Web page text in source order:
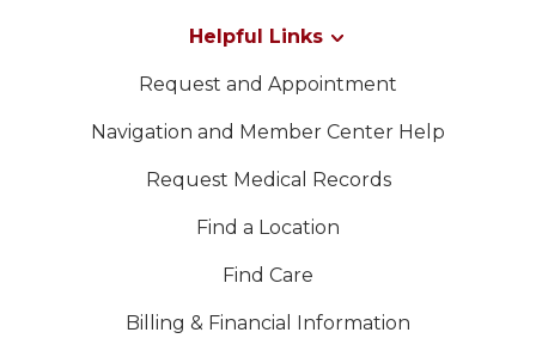
Helpful Links
Request and Appointment
Navigation and Member Center Help
Request Medical Records
Find a Location
Find Care
Billing & Financial Information